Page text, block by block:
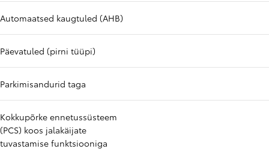
Automaatsed kaugtuled (AHB)
Päevatuled (pirni tüüpi)
Parkimisandurid taga
Kokkupõrke ennetussüsteem
(PCS) koos jalakäijate
tuvastamise funktsiooniga